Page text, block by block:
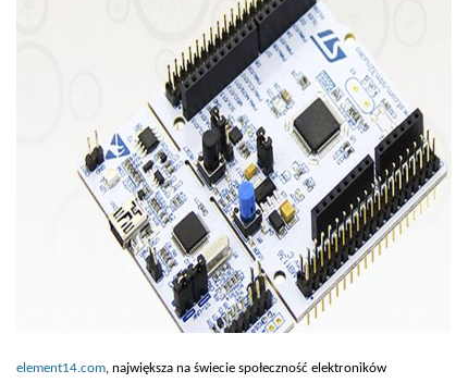
element14.com, największa na świecie społeczność elektroników